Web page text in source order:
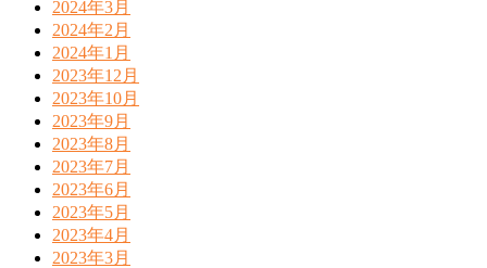
2024年3月
2024年2月
2024年1月
2023年12月
2023年10月
2023年9月
2023年8月
2023年7月
2023年6月
2023年5月
2023年4月
2023年3月